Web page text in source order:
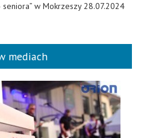
w Mokrzeszy 28.07.2024
mediach